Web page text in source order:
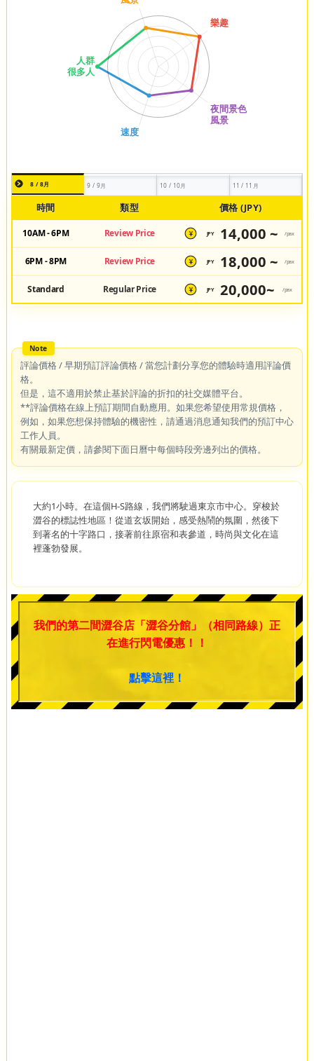
8 / 8月 9 / 9月 10 / 10月 11 / 11月
時間 類型 價格 (JPY)
10AM - 6PM Review Price ¥ JPY 14,000 ~ /pax
6PM - 8PM Review Price ¥ JPY 18,000 ~ /pax
Standard Regular Price ¥ JPY 20,000~ /pax
評論價格 / 早期預訂評論價格 / 當您計劃分享您的體驗時適用評論價
格。
但是，這不適用於禁止基於評論的折扣的社交媒體平台。
**評論價格在線上預訂期間自動應用。如果您希望使用常規價格，
例如，如果您想保持體驗的機密性，請通過消息通知我們的預訂中心
工作人員。
有關最新定價，請參閱下面日曆中每個時段旁邊列出的價格。
大約1小時。在這個H-S路線，我們將駛過東京市中心。穿梭於
澀谷的標誌性地區！從道玄坂開始，感受熱鬧的氛圍，然後下
到著名的十字路口，接著前往原宿和表參道，時尚與文化在這
裡蓬勃發展。
我們的第二間澀谷店「澀谷分館」（相同路線）正
在進行閃電優惠！！
點擊這裡！